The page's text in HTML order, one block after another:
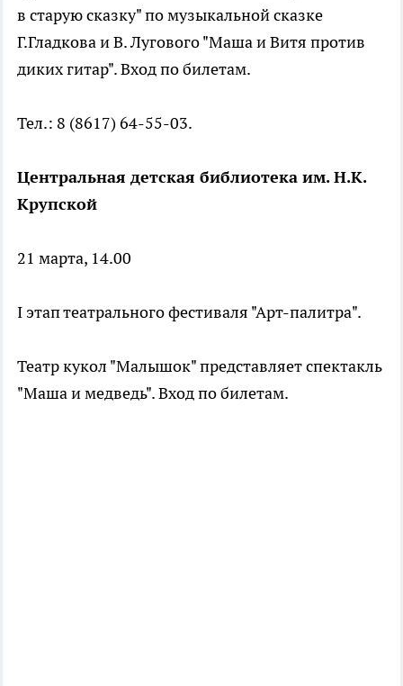
в старую сказку" по музыкальной сказке
Г.Гладкова и В. Лугового "Маша и Витя против
диких гитар". Вход по билетам.
Тел.: 8 (8617) 64-55-03.
Центральная детская библиотека им. Н.К.
Крупской
21 марта, 14.00
I этап театрального фестиваля "Арт-палитра".
Театр кукол "Малышок" представляет спектакль
"Маша и медведь". Вход по билетам.